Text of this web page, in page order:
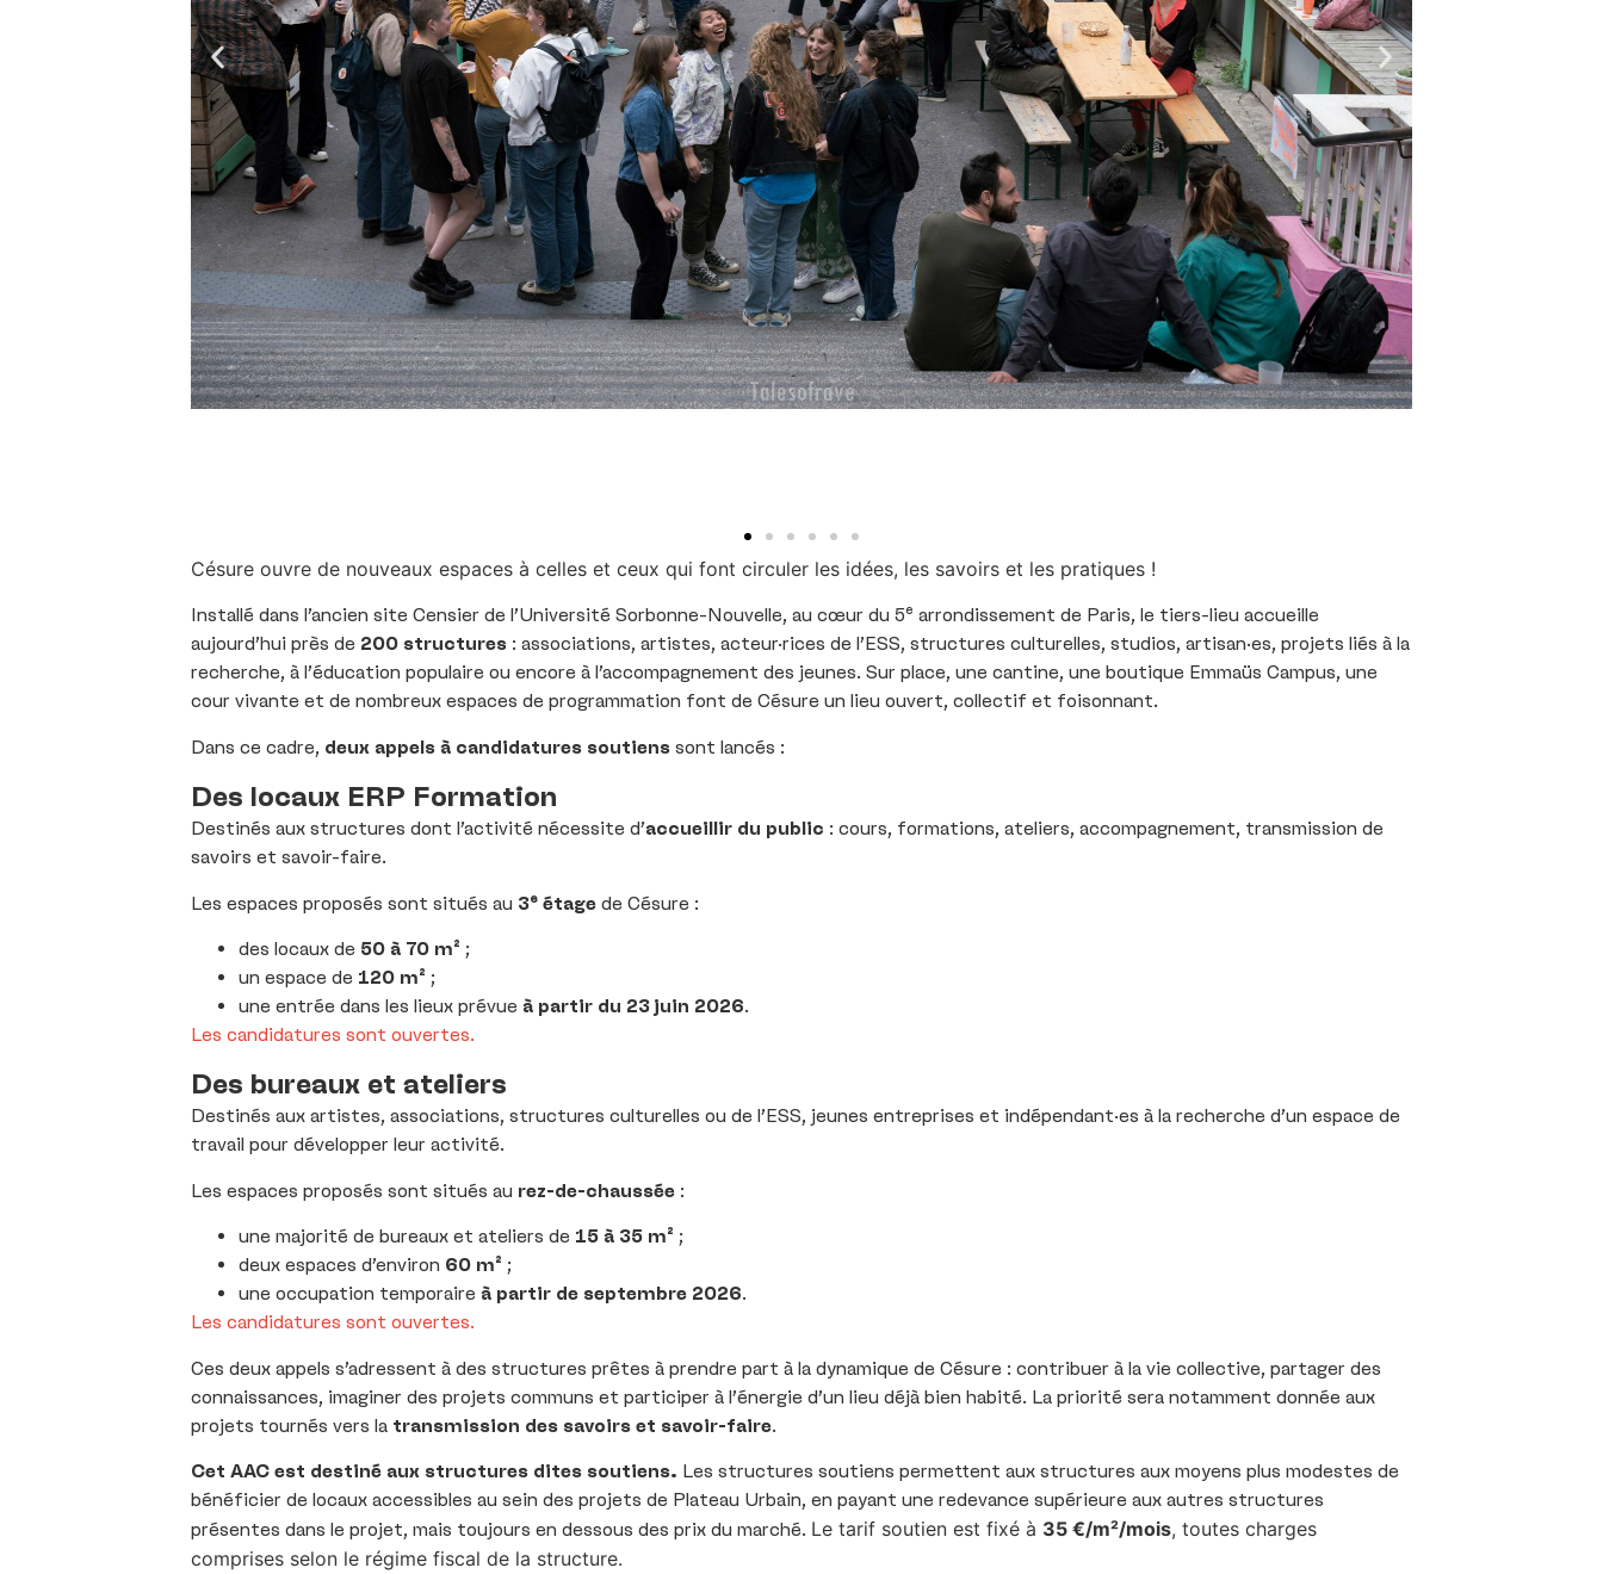
Césure ouvre de nouveaux espaces à celles et ceux qui font circuler les idées, les savoirs et les pratiques !
Installé dans l’ancien site Censier de l’Université Sorbonne-Nouvelle, au cœur du 5ᵉ arrondissement de Paris, le tiers-lieu accueille
aujourd’hui près de 200 structures : associations, artistes, acteur·rices de l’ESS, structures culturelles, studios, artisan·es, projets liés à la
recherche, à l’éducation populaire ou encore à l’accompagnement des jeunes. Sur place, une cantine, une boutique Emmaüs Campus, une
cour vivante et de nombreux espaces de programmation font de Césure un lieu ouvert, collectif et foisonnant.
Dans ce cadre, deux appels à candidatures soutiens sont lancés :
Des locaux ERP Formation
Destinés aux structures dont l’activité nécessite d’accueillir du public : cours, formations, ateliers, accompagnement, transmission de
savoirs et savoir-faire.
Les espaces proposés sont situés au 3ᵉ étage de Césure :
des locaux de 50 à 70 m² ;
un espace de 120 m² ;
une entrée dans les lieux prévue à partir du 23 juin 2026.
Les candidatures sont ouvertes.
Des bureaux et ateliers
Destinés aux artistes, associations, structures culturelles ou de l’ESS, jeunes entreprises et indépendant·es à la recherche d’un espace de
travail pour développer leur activité.
Les espaces proposés sont situés au rez-de-chaussée :
une majorité de bureaux et ateliers de 15 à 35 m² ;
deux espaces d’environ 60 m² ;
une occupation temporaire à partir de septembre 2026.
Les candidatures sont ouvertes.
Ces deux appels s’adressent à des structures prêtes à prendre part à la dynamique de Césure : contribuer à la vie collective, partager des
connaissances, imaginer des projets communs et participer à l’énergie d’un lieu déjà bien habité. La priorité sera notamment donnée aux
projets tournés vers la transmission des savoirs et savoir-faire.
Cet AAC est destiné aux structures dites soutiens. Les structures soutiens permettent aux structures aux moyens plus modestes de
bénéficier de locaux accessibles au sein des projets de Plateau Urbain, en payant une redevance supérieure aux autres structures
présentes dans le projet, mais toujours en dessous des prix du marché. Le tarif soutien est fixé à 35 €/m²/mois, toutes charges
comprises selon le régime fiscal de la structure.